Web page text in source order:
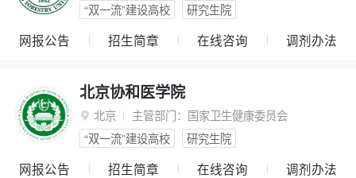
“双一流”建设高校
研究生院
网报公告 招生简章 在线咨询 调剂办法
北京协和医学院
 北京 主管部门： 国家卫生健康委员会
“双一流”建设高校
研究生院
网报公告 招生简章 在线咨询 调剂办法